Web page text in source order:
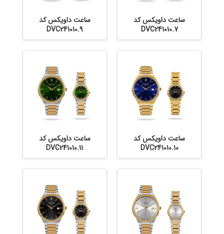
ساعت داویکس کد
DVC241010.7
ساعت داویکس کد
DVC241010.9
ساعت داویکس کد
DVC241010.10
ساعت داویکس کد
DVC241010.11